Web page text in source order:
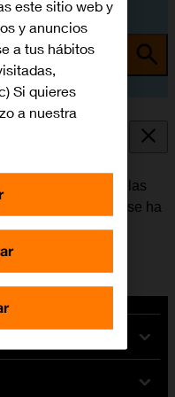
transmitidos con las
ejemplo, cuando se ha
se ha enviado y
este sitio web y
y anuncios
a tus hábitos
Si quieres
a nuestra